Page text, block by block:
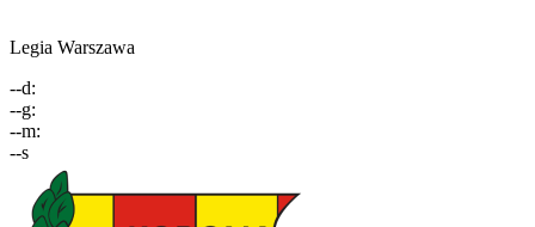
Legia Warszawa
--d:
--g:
--m:
--s